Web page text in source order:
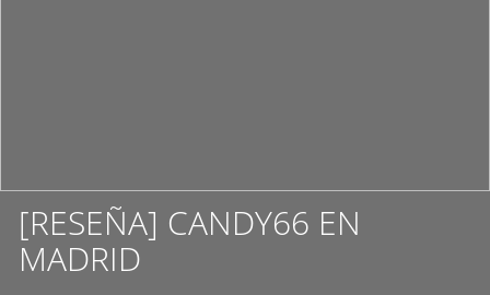
[RESEÑA] CANDY66 EN
MADRID